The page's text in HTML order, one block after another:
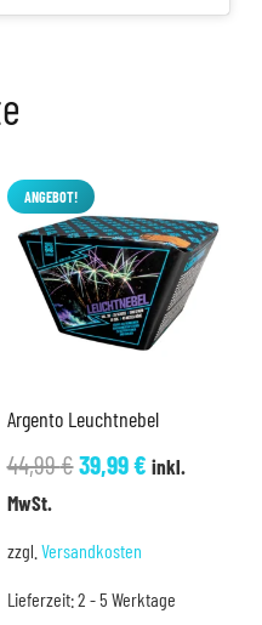
ANGEBOT!
Argento Leuchtnebel
44,99€Ursprünglicher
39,99€Aktueller
inkl.
MwSt.
zzgl. Versandkosten
Lieferzeit:2 - 5 Werktage